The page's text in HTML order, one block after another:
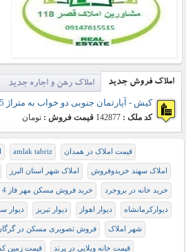
املاک فروش جدید املاک رهن و اجاره جدید
کیش - آپارتمان جنوبی دو خواب به متراژ 55 متر مربع (فروش)
کد ملک : 142877 قیمت فروش : تومان
قیمت املاک در همدان amlak tabriz
املاک سهند خریدوفروش املاک شهر استان البرز
خرید خانه در بروجرد خرید فروش مسکن مهر فاز 4 سهند
ديواركرمانشاه دیوار اهواز دیوار تبریز دیوار
شهر املاک فروش تصویری مسکن در
قیمت خانه ویلایی در پرند قیمت زمین